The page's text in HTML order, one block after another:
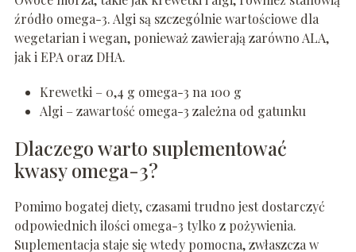
źródło omega-3. Algi są szczególnie wartościowe dla
wegetarian i wegan, ponieważ zawierają zarówno ALA,
jak i EPA oraz DHA.
Krewetki – 0,4 g omega-3 na 100 g
Algi – zawartość omega-3 zależna od gatunku
Dlaczego warto suplementować
kwasy omega-3?
Pomimo bogatej diety, czasami trudno jest dostarczyć
odpowiednich ilości omega-3 tylko z pożywienia.
Suplementacja staje się wtedy pomocna, zwłaszcza w